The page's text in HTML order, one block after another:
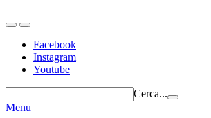
Facebook
Instagram
Youtube
Cerca...
Menu